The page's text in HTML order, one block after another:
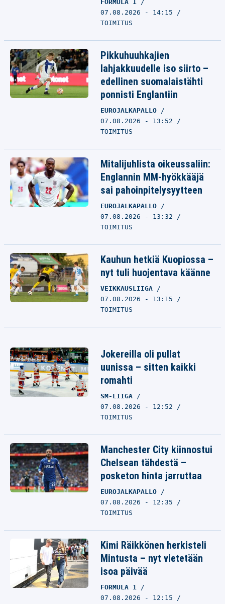
FORMULA 1
07.08.2026 - 14:15
TOIMITUS
Pikkuhuuhkajien
lahjakkuudelle iso siirto –
edellinen suomalaistähti
ponnisti Englantiin
EUROJALKAPALLO
07.08.2026 - 13:52
TOIMITUS
Mitalijuhlista oikeussaliin:
Englannin MM-hyökkääjä
sai pahoinpitelysyytteen
EUROJALKAPALLO
07.08.2026 - 13:32
TOIMITUS
Kauhun hetkiä Kuopiossa –
nyt tuli huojentava käänne
VEIKKAUSLIIGA
07.08.2026 - 13:15
TOIMITUS
Jokereilla oli pullat
uunissa – sitten kaikki
romahti
SM-LIIGA
07.08.2026 - 12:52
TOIMITUS
Manchester City kiinnostui
Chelsean tähdestä –
posketon hinta jarruttaa
EUROJALKAPALLO
07.08.2026 - 12:35
TOIMITUS
Kimi Räikkönen herkisteli
Mintusta – nyt vietetään
isoa päivää
FORMULA 1
07.08.2026 - 12:15